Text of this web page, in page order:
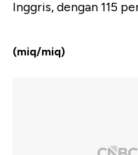
Inggris, dengan 115
(miq/miq)